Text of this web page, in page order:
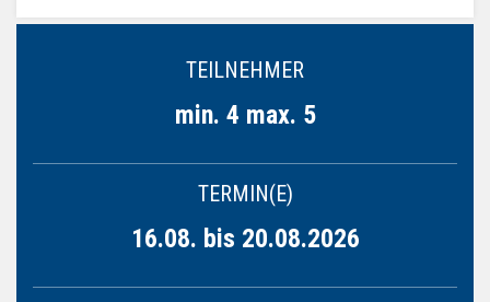
TEILNEHMER
min. 4 max. 5
TERMIN(E)
16.08. bis 20.08.2026